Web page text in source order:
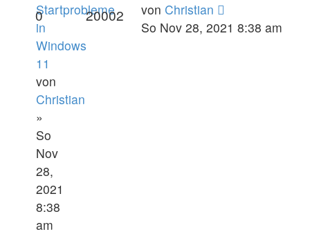
Startprobleme
in
Windows
11
von
Christian
»
So
Nov
28,
2021
8:38
am
0 20002 von Christian
So Nov 28, 2021 8:38 am